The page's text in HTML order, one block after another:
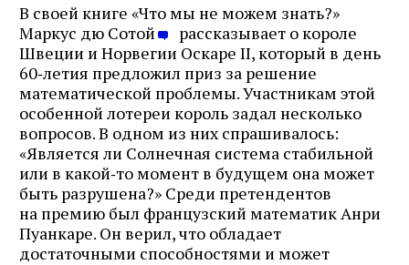
В своей книге «Что мы не можем знать?»
Маркус дю Сотой
рассказывает о короле
Швеции и Норвегии Оскаре II, который в день
60‑летия предложил приз за решение
математической проблемы. Участникам этой
особенной лотереи король задал несколько
вопросов. В одном из них спрашивалось:
«Является ли Солнечная система стабильной
или в какой‑то момент в будущем она может
быть разрушена?» Среди претендентов
на премию был французский математик Анри
Пуанкаре. Он верил, что обладает
достаточными способностями и может